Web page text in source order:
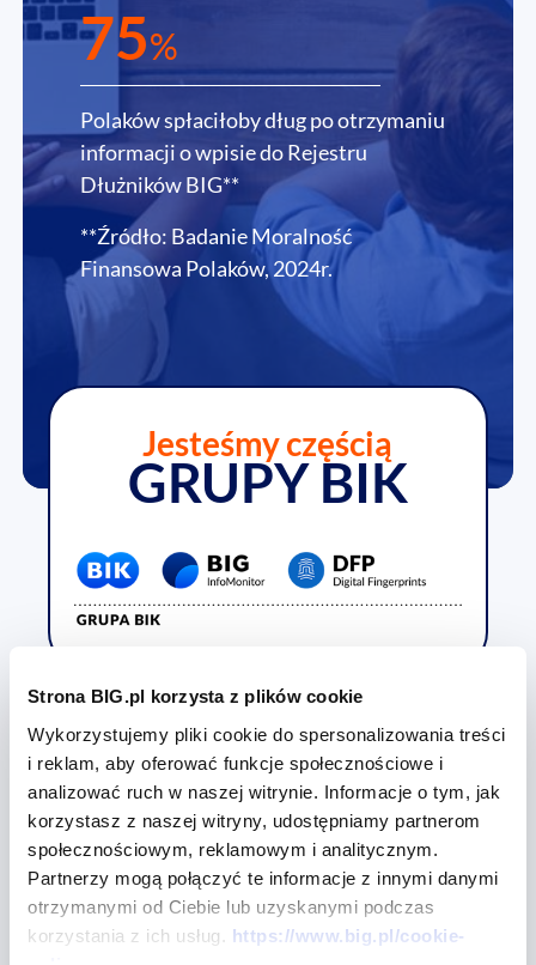
Strona BIG.pl korzysta z plików cookie
Wykorzystujemy pliki cookie do spersonalizowania treści
i reklam, aby oferować funkcje społecznościowe i
analizować ruch w naszej witrynie. Informacje o tym, jak
korzystasz z naszej witryny, udostępniamy partnerom
społecznościowym, reklamowym i analitycznym.
Partnerzy mogą połączyć te informacje z innymi danymi
otrzymanymi od Ciebie lub uzyskanymi podczas
korzystania z ich usług. https://www.big.pl/cookie-
75%
Polaków spłaciłoby dług po otrzymaniu
informacji o wpisie do Rejestru
Dłużników BIG**
**Źródło: Badanie Moralność
Finansowa Polaków, 2024r.
Jesteśmy częścią
GRUPY BIK
Masz pytania?
Potrzebujesz więcej
informacji?